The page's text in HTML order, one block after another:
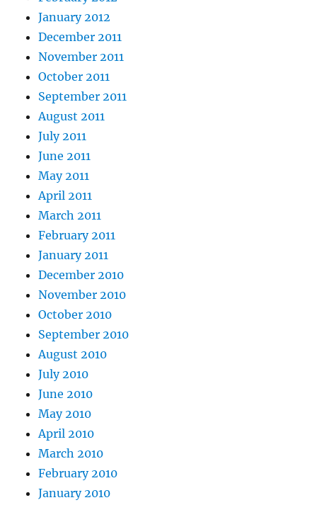
January 2012
December 2011
November 2011
October 2011
September 2011
August 2011
July 2011
June 2011
May 2011
April 2011
March 2011
February 2011
January 2011
December 2010
November 2010
October 2010
September 2010
August 2010
July 2010
June 2010
May 2010
April 2010
March 2010
February 2010
January 2010